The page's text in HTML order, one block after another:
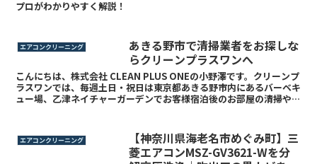
プロがわかりやすく解説！
エアコンクリーニング
あきる野市で清掃業者をお探しな
らクリーンプラスワンへ
こんにちは、株式会社 CLEAN PLUS ONEの小野澤です。クリーンプ
ラスワンでは、毎週土日・祝日は東京都あきる野市内にあるバーベキ
ュー場、乙津ネイチャーガーデンでお客様宿泊後のお部屋の清掃や、
エアコンクリーニング
【神奈川県海老名市めぐみ町】三
菱エアコンMSZ-GV3621-Wを分